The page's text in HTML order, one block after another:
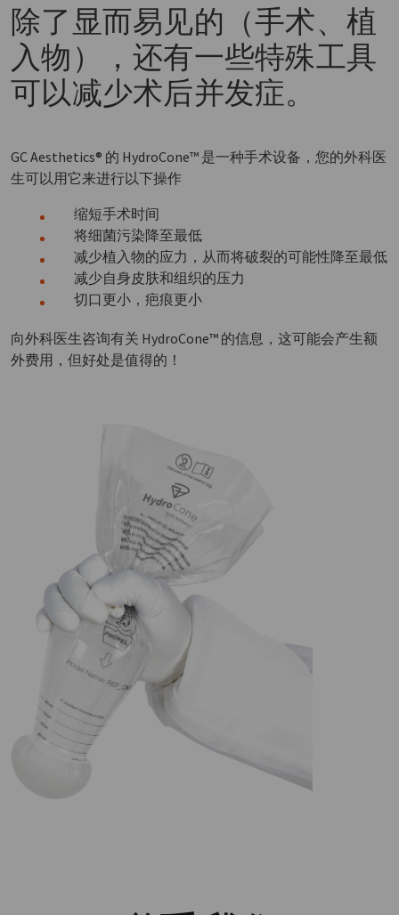
除了显而易见的（手术、植
入物），还有一些特殊工具
可以减少术后并发症。
GC Aesthetics® 的 HydroCone™ 是一种手术设备，您的外科医
生可以用它来进行以下操作
缩短手术时间
将细菌污染降至最低
减少植入物的应力，从而将破裂的可能性降至最低
减少自身皮肤和组织的压力
切口更小，疤痕更小
向外科医生咨询有关 HydroCone™ 的信息，这可能会产生额
外费用，但好处是值得的！